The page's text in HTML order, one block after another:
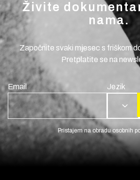
Živite
nama.
Započnite svaki mjesec s friškom
Pretplatite se na
Email Jezik
HR
Pristajem na obradu osobnih